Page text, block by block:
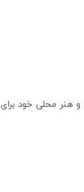
هنر محلی خود برای